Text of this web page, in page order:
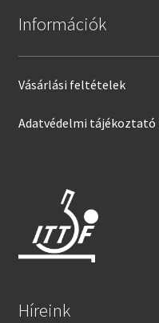
Információk
Vásárlási feltételek
Adatvédelmi tájékoztató
Híreink